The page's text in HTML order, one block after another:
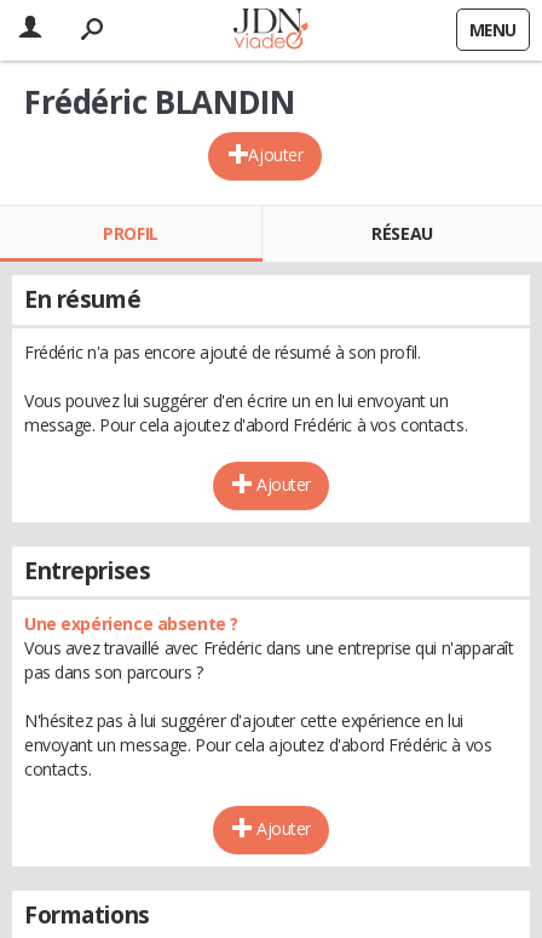
MENU
Ajouter
Frédéric BLANDIN
PROFIL RÉSEAU
En résumé
Frédéric n'a pas encore ajouté de résumé à son profil.
Vous pouvez lui suggérer d'en écrire un en lui envoyant un
message. Pour cela ajoutez d'abord Frédéric à vos contacts.
Ajouter
Entreprises
Une expérience absente ?
Vous avez travaillé avec Frédéric dans une entreprise qui n'apparaît
pas dans son parcours ?
N'hésitez pas à lui suggérer d'ajouter cette expérience en lui
envoyant un message. Pour cela ajoutez d'abord Frédéric à vos
contacts.
Ajouter
Formations